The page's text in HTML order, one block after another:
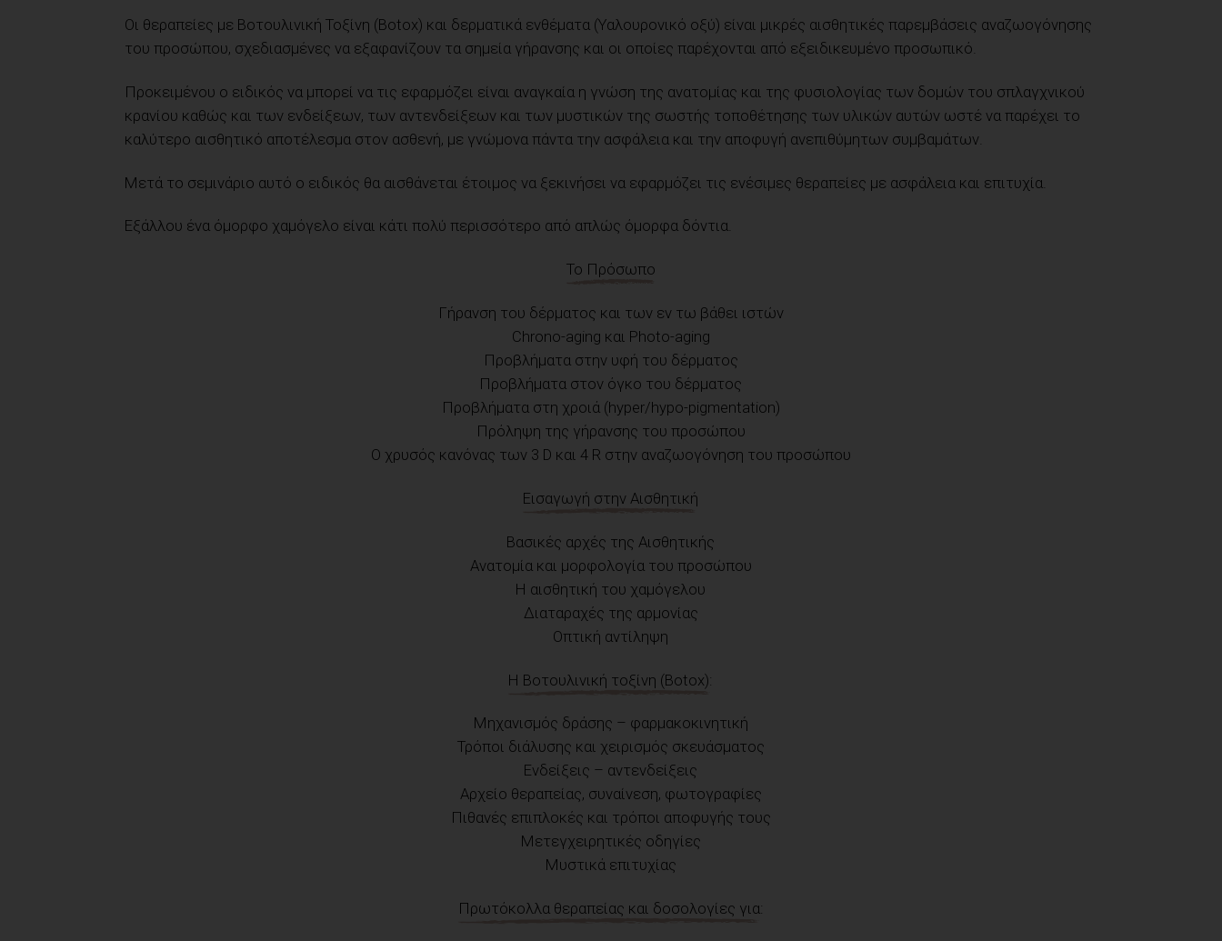
Οι θεραπείες με Βοτουλινική Τοξίνη (Botox) και δερματικά ενθέματα (Υαλουρονικό οξύ) είναι μικρές αισθητικές παρεμβάσεις αναζωογόνησης
του προσώπου, σχεδιασμένες να εξαφανίζουν τα σημεία γήρανσης και οι οποίες παρέχονται από εξειδικευμένο προσωπικό.
Προκειμένου ο ειδικός να μπορεί να τις εφαρμόζει είναι αναγκαία η γνώση της ανατομίας και της φυσιολογίας των δομών του σπλαγχνικού
κρανίου καθώς και των ενδείξεων, των αντενδείξεων και των μυστικών της σωστής τοποθέτησης των υλικών αυτών ωστέ να παρέχει το
καλύτερο αισθητικό αποτέλεσμα στον ασθενή, με γνώμονα πάντα την ασφάλεια και την αποφυγή ανεπιθύμητων συμβαμάτων.
Μετά το σεμινάριο αυτό ο ειδικός θα αισθάνεται έτοιμος να ξεκινήσει να εφαρμόζει τις ενέσιμες θεραπείες με ασφάλεια και επιτυχία.
Εξάλλου ένα όμορφο χαμόγελο είναι κάτι πολύ περισσότερο από απλώς όμορφα δόντια.
Το Πρόσωπο
Γήρανση του δέρματος και των εν τω βάθει ιστών
Chrono-aging και Photo-aging
Προβλήματα στην υφή του δέρματος
Προβλήματα στον όγκο του δέρματος
Προβλήματα στη χροιά (hyper/hypo-pigmentation)
Πρόληψη της γήρανσης του προσώπου
Ο χρυσός κανόνας των 3 D και 4 R στην αναζωογόνηση του προσώπου
Εισαγωγή στην Αισθητική
Βασικές αρχές της Αισθητικής
Ανατομία και μορφολογία του προσώπου
Η αισθητική του χαμόγελου
Διαταραχές της αρμονίας
Οπτική αντίληψη
Η Βοτουλινική τοξίνη (Botox):
Μηχανισμός δράσης – φαρμακοκινητική
Τρόποι διάλυσης και χειρισμός σκευάσματος
Ενδείξεις – αντενδείξεις
Αρχείο θεραπείας, συναίνεση, φωτογραφίες
Πιθανές επιπλοκές και τρόποι αποφυγής τους
Μετεγχειρητικές οδηγίες
Μυστικά επιτυχίας
Πρωτόκολλα θεραπείας και δοσολογίες για: